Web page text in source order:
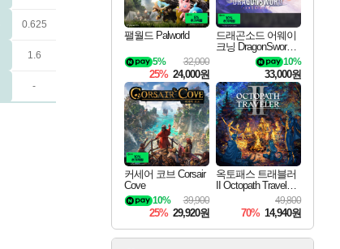
0.625
1.6
-
팰월드 Palworld
32,000
5%
25% 24,000원
드래곤소드 어웨이
크닝 DragonSword A
10%
33,000원
커세어 코브 Corsair
Cove
39,900
10%
25% 29,920원
옥토패스 트래블러
II Octopath Traveler I
49,800
70% 14,940원